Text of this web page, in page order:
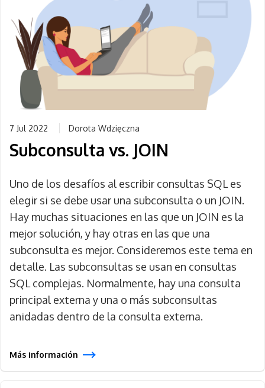
7 Jul 2022 Dorota Wdzięczna
Subconsulta vs. JOIN
Uno de los desafíos al escribir consultas SQL es
elegir si se debe usar una subconsulta o un JOIN.
Hay muchas situaciones en las que un JOIN es la
mejor solución, y hay otras en las que una
subconsulta es mejor. Consideremos este tema en
detalle. Las subconsultas se usan en consultas
SQL complejas. Normalmente, hay una consulta
principal externa y una o más subconsultas
anidadas dentro de la consulta externa.
Más información